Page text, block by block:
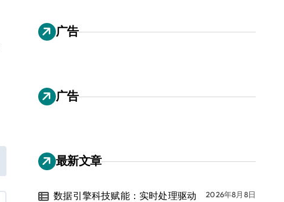
广告
广告
最新文章
数据引擎科技赋能：实时处理驱动
2026年8月8日